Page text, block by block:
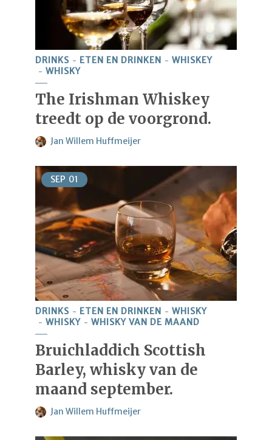
DRINKS ETEN EN DRINKEN
WHISKEY
WHISKY
The Irishman Whiskey
treedt op de voorgrond.
Jan Willem Huffmeijer
SEP 01
DRINKS ETEN EN DRINKEN
WHISKY
WHISKY
WHISKY VAN DE MAAND
Bruichladdich Scottish
Barley, whisky van de
maand september.
Jan Willem Huffmeijer